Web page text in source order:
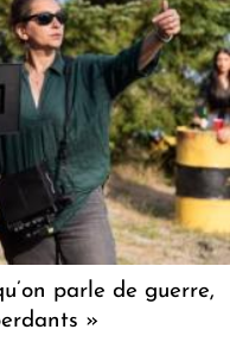
parle de guerre,
»